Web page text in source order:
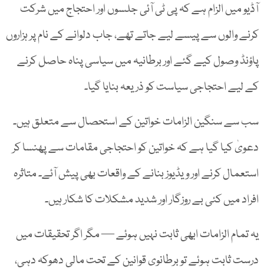
آڈیو میں الزام ہے کہ پی ٹی آئی جلسوں اور احتجاج میں شرکت
کرنے والوں سے پیسے لیے جاتے تھے، جاب دلوانے کے نام پر ہزاروں
پاؤنڈ وصول کیے گئے اور برطانیہ میں سیاسی پناہ حاصل کرنے
کے لیے احتجاجی سیاست کو ذریعہ بنایا گیا۔
سب سے سنگین الزامات خواتین کے استحصال سے متعلق ہیں۔
دعویٰ کیا گیا ہے کہ خواتین کو احتجاجی مقامات سے پھنسا کر
استعمال کرنے اور ویڈیوز بنانے کے واقعات بھی پیش آئے۔ متاثرہ
افراد میں کئی بے روزگار اور شدید مشکلات کا شکار ہیں۔
یہ تمام الزامات ابھی ثابت نہیں ہوئے — مگر اگر تحقیقات میں
درست ثابت ہوئے تو برطانوی قوانین کے تحت مالی دھوکہ دہی،